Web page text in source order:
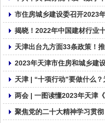
市住房城乡建设委召开2023
揭晓！2022年中国建材行业
天津出台九方面33条政策！
2023年天津市住房和城乡建
天津 | “十项行动”要做什么？
两会 | 一图读懂2023年天津《
聚焦党的二十大精神学习贯